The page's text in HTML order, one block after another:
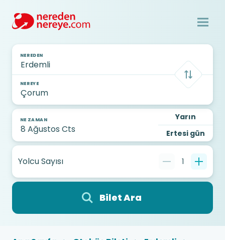
NEREDEN
NEREYE
NE ZAMAN
Yarın
Ertesi gün
Yolcu Sayısı 1
Bilet Ara